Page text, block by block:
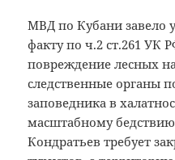
МВД по Кубани завело
факту по ч.2 ст.261 УК
повреждение лесных
следственные органы
заповедника в
масштабному
Кондратьев требует